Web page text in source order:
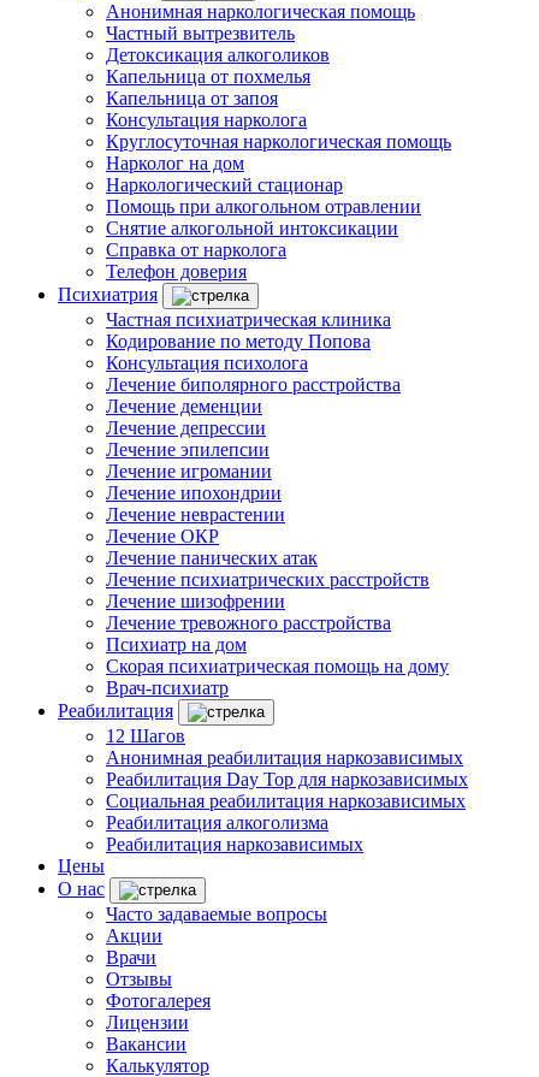
Анонимная наркологическая помощь
Частный вытрезвитель
Детоксикация алкоголиков
Капельница от похмелья
Капельница от запоя
Консультация нарколога
Круглосуточная наркологическая помощь
Нарколог на дом
Наркологический стационар
Помощь при алкогольном отравлении
Снятие алкогольной интоксикации
Справка от нарколога
Телефон доверия
Психиатрия
Частная психиатрическая клиника
Кодирование по методу Попова
Консультация психолога
Лечение биполярного расстройства
Лечение деменции
Лечение депрессии
Лечение эпилепсии
Лечение игромании
Лечение ипохондрии
Лечение неврастении
Лечение ОКР
Лечение панических атак
Лечение психиатрических расстройств
Лечение шизофрении
Лечение тревожного расстройства
Психиатр на дом
Скорая психиатрическая помощь на дому
Врач-психиатр
Реабилитация
12 Шагов
Анонимная реабилитация наркозависимых
Реабилитация Day Top для наркозависимых
Социальная реабилитация наркозависимых
Реабилитация алкоголизма
Реабилитация наркозависимых
Цены
О нас
Часто задаваемые вопросы
Акции
Врачи
Отзывы
Фотогалерея
Лицензии
Вакансии
Калькулятор